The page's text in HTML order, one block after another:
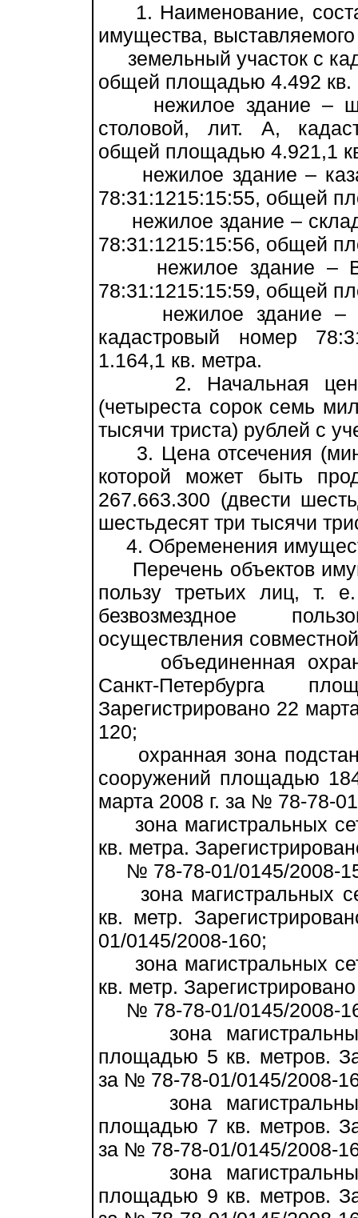
1. Наименование,
имущества, выставляемого
земельный участок с
общей площадью 4.492 кв.
нежилое здание –
столовой, лит. А,
общей площадью 4.921,1
нежилое здание –
78:31:1215:15:55, общей
нежилое здание –
78:31:1215:15:56, общей
нежилое здание –
78:31:1215:15:59, общей
нежилое здание –
кадастровый номер
1.164,1 кв. метра.
2. Начальная цена
(четыреста сорок семь
тысячи триста) рублей с
3. Цена отсечения
которой может быть
267.663.300 (двести
шестьдесят три тысячи
4. Обременения
Перечень объектов
пользу третьих лиц, т.
безвозмездное
осуществления
объединенная
Санкт-Петербурга
Зарегистрировано 22
120;
охранная зона
сооружений площадью
марта 2008 г. за № 78-78-
зона магистральных
кв. метра.
№ 78-78-01/0145/2008-
зона магистральных
кв. метр.
01/0145/2008-160;
зона магистральных
кв. метр.
№ 78-78-01/0145/2008-
зона магистральных
площадью 5 кв. метров.
за № 78-78-01/0145/2008-
зона магистральных
площадью 7 кв. метров.
за № 78-78-01/0145/2008-
зона магистральных
площадью 9 кв. метров.